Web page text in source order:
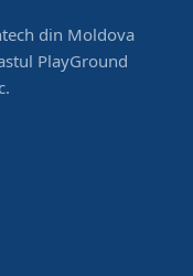
din Moldova
PlayGround